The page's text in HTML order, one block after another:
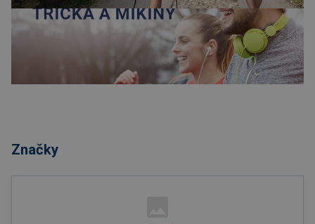
Značky